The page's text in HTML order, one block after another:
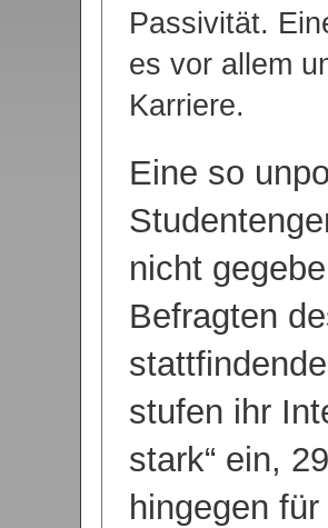
Passivität.
es vor allem
Karriere.
Eine so
nicht
Befragten
stufen ihr
stark“ ein,
hingegen